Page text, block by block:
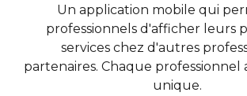
Un application mobile qui
professionnels d'afficher leurs
services chez d'autres
partenaires. Chaque professionnel
unique.